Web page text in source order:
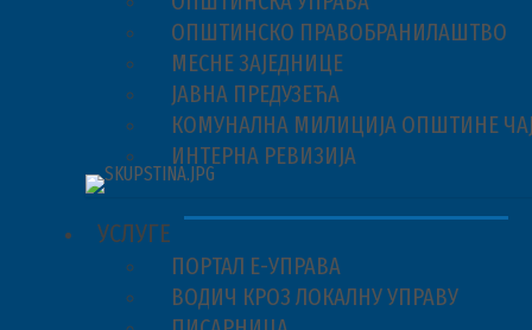
ОПШТИНСКО ПРАВОБРАНИЛАШТВО
МЕСНЕ ЗАЈЕДНИЦЕ
ЈАВНА ПРЕДУЗЕЋА
КОМУНАЛНА МИЛИЦИЈА ОПШТИНЕ
ИНТЕРНА РЕВИЗИЈА
УСЛУГЕ
ПОРТАЛ Е-УПРАВА
ВОДИЧ КРОЗ ЛОКАЛНУ УПРАВУ